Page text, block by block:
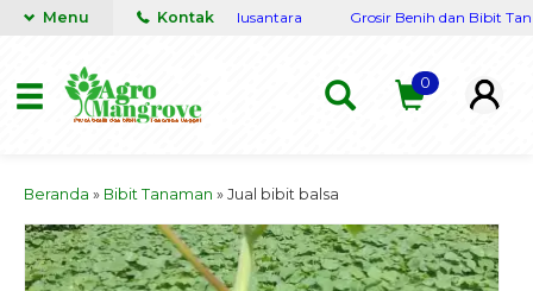
siap kirim seluruh Nusantara Grosir Benih dan Bibit
Menu Kontak
0
Beranda » Bibit Tanaman » Jual bibit balsa